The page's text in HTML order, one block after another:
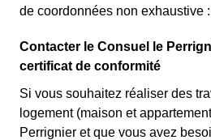
de coordonnées non exhaustive
Contacter le Consuel le
certificat de conformité
Si vous souhaitez réaliser des
logement (maison et
Perrignier et que vous avez